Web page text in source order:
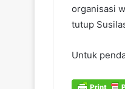
organisasi
tutup
Untuk